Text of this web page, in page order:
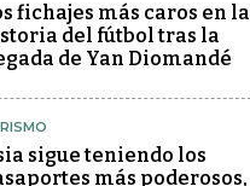
fichajes más caros en la
del fútbol tras la
de Yan Diomandé
sigue teniendo los
más poderosos,